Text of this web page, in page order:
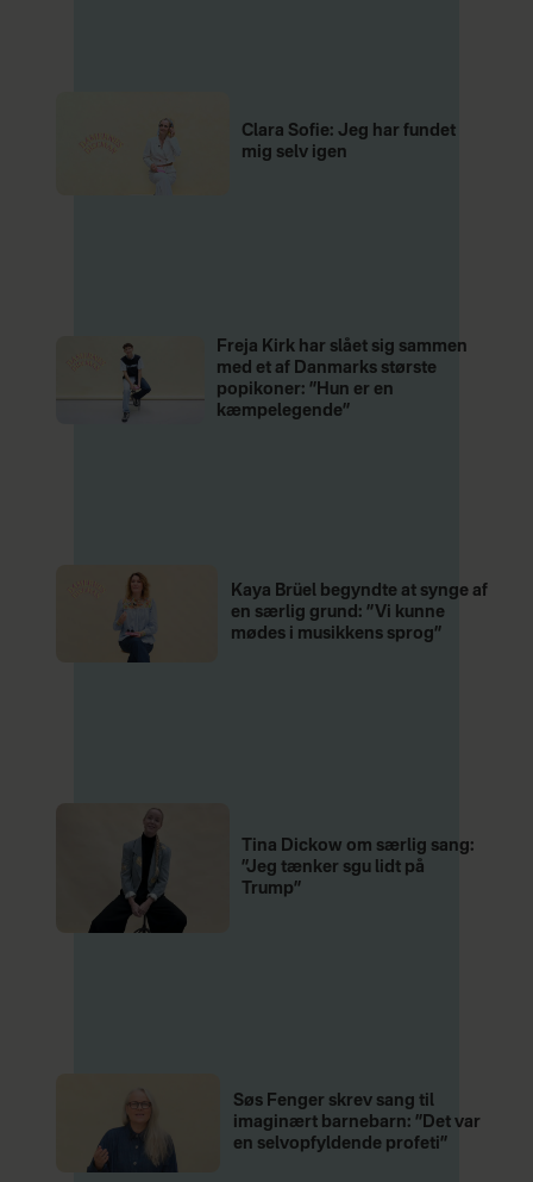
Clara Sofie: Jeg har fundet
mig selv igen
Freja Kirk har slået sig sammen
med et af Danmarks største
popikoner: ”Hun er en
kæmpelegende”
Kaya Brüel begyndte at synge af
en særlig grund: ”Vi kunne
mødes i musikkens sprog”
Tina Dickow om særlig sang:
”Jeg tænker sgu lidt på
Trump”
Søs Fenger skrev sang til
imaginært barnebarn: ”Det var
en selvopfyldende profeti”